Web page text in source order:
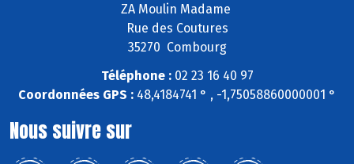
ZA Moulin Madame
Rue des Coutures
35270 Combourg
Téléphone :02 23 16 40 97
Coordonnées GPS : 48,4184741 ° , -1,75058860000001 °
Nous suivre sur